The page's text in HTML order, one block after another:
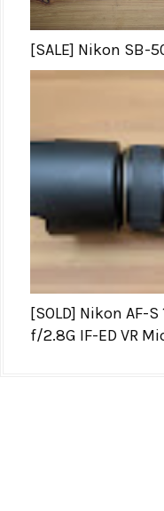
[SALE] Nikon SB-
[SOLD] Nikon AF-
f/2.8G IF-ED VR